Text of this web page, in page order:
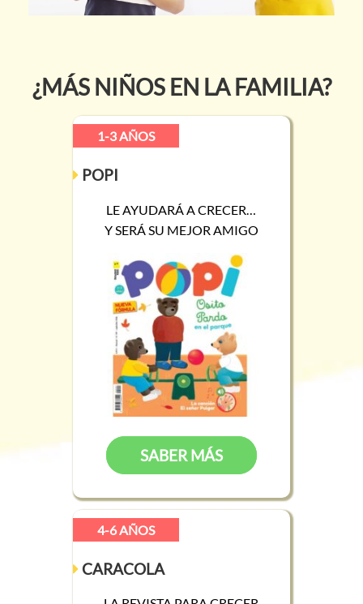
¿MÁS NIÑOS EN LA FAMILIA?
1-3 AÑOS
POPI
LE AYUDARÁ A CRECER…
Y SERÁ SU MEJOR AMIGO
SABER MÁS
4-6 AÑOS
CARACOLA